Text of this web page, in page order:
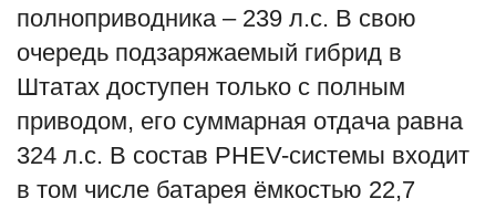
полноприводника – 239 л.с. В свою
очередь подзаряжаемый гибрид в
Штатах доступен только с полным
приводом, его суммарная отдача равна
324 л.с. В состав PHEV-системы входит
в том числе батарея ёмкостью 22,7